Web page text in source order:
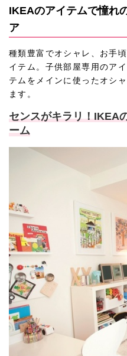
IKEAのアイテムで憧れ
ア
種類豊富でオシャレ、お手
イテム。子供部屋専用のア
テムをメインに使ったオシ
ます。
センスがキラリ！IKEA
ーム